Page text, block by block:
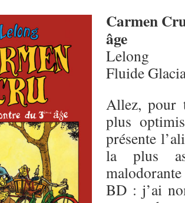
Carmen
âge
Lelong
Fluide
Allez, pour
plus
présente
la plus
BD : j’ai